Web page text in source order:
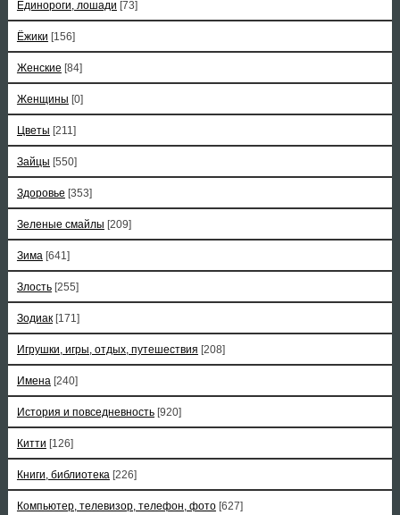
Единороги, лошади [73]
Ёжики [156]
Женские [84]
Женщины [0]
Цветы [211]
Зайцы [550]
Здоровье [353]
Зеленые смайлы [209]
Зима [641]
Злость [255]
Зодиак [171]
Игрушки, игры, отдых, путешествия [208]
Имена [240]
История и повседневность [920]
Китти [126]
Книги, библиотека [226]
Компьютер, телевизор, телефон, фото [627]